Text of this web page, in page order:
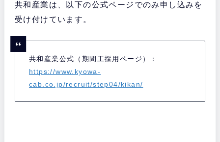
共和産業は、以下の公式ページでのみ申し込みを
受け付けています。
共和産業公式（期間工採用ページ）：
https://www.kyowa-
cab.co.jp/recruit/step04/kikan/